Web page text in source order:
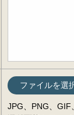
ファイルを選
JPG、PNG、GIF